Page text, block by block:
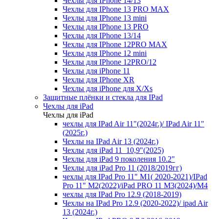
Чехлы для IPhone 13 PRO MAX
Чехлы для IPhone 13 mini
Чехлы для IPhone 13 PRO
Чехлы для IPhone 13/14
Чехлы для IPhone 12PRO MAX
Чехлы для IPhone 12 mini
Чехлы для IPhone 12PRO/12
Чехлы для iPhone 11
Чехлы для IPhone XR
Чехлы для iPhone для X/Xs
Защитные плёнки и стекла для IPad
Чехлы для iPad
Чехлы для iPad
чехлы для IPad Air 11"(2024г.)/ IPad Air 11"
(2025г.)
Чехлы на IPad Air 13 (2024г.)
Чехлы для iPad 11_10,9"(2025)
Чехлы для iPad 9 поколения 10.2"
Чехлы для iPad Pro 11 (2018/2019гг)
чехлы для IPad Pro 11" М1( 2020-2021)/IPad
Pro 11" М2(2022)/iPad PRO 11 M3(2024)/M4
чехлы для IPad Pro 12.9 (2018-2019)
Чехлы на IPad Pro 12.9 (2020-2022)/ ipad Air
13 (2024г.)